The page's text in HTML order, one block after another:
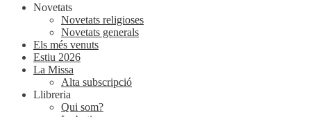
Novetats
Novetats religioses
Novetats generals
Els més venuts
Estiu 2026
La Missa
Alta subscripció
Llibreria
Qui som?